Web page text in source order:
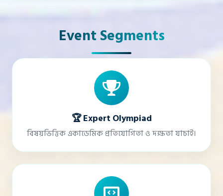
Event Segments
🏆 Expert Olympiad
বিষয়ভিত্তিক একাডেমিক প্রতিযোগিতা ও দক্ষতা যাচাই।